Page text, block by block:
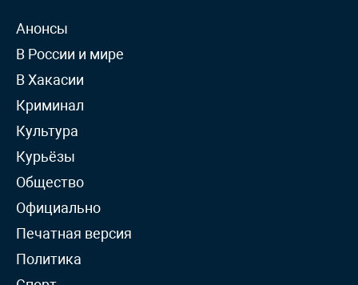
Анонсы
В России и мире
В Хакасии
Криминал
Культура
Курьёзы
Общество
Официально
Печатная версия
Политика